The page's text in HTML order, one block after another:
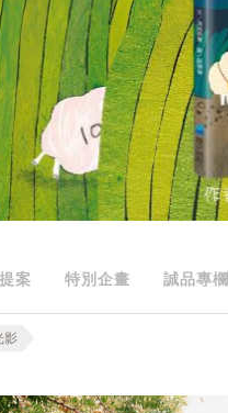
提案 特別企畫 誠品專欄
影